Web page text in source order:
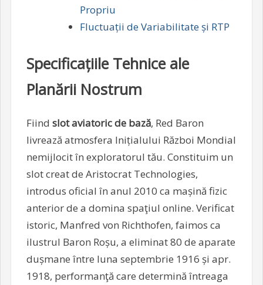
Propriu
Fluctuații de Variabilitate și RTP
Specificațiile Tehnice ale
Planării Nostrum
Fiind slot aviatoric de bază, Red Baron
livrează atmosfera Inițialului Război Mondial
nemijlocit în exploratorul tău. Constituim un
slot creat de Aristocrat Technologies,
introdus oficial în anul 2010 ca mașină fizic
anterior de a domina spaţiul online. Verificat
istoric, Manfred von Richthofen, faimos ca
ilustrul Baron Roșu, a eliminat 80 de aparate
dușmane între luna septembrie 1916 și apr.
1918, performanţă care determină întreaga